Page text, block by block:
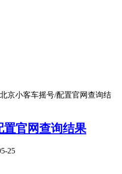
北京小客车摇号/配置官网查询结
官网查询结果
25